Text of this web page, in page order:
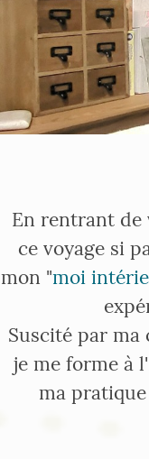
En rentrant de
ce voyage si
mon "moi
Suscité par
je me forme à
ma